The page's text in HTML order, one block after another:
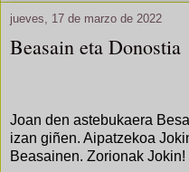
jueves, 17 de marzo de 2022
Beasain eta Donostia
Joan den astebukaera
izan giñen. Aipatzekoa
Beasainen. Zorionak Jokin!